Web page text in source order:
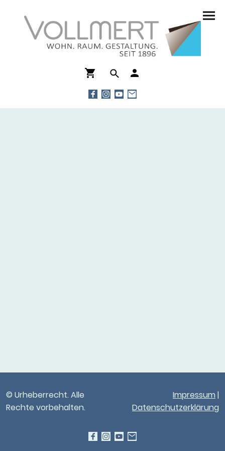
© Urheberrecht. Alle
Rechte vorbehalten.
Impressum |
Datenschutzerklärung